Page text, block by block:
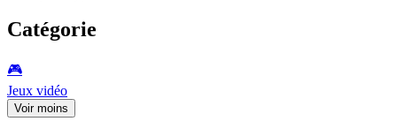
Catégorie
🎮️
Jeux vidéo
Voir moins